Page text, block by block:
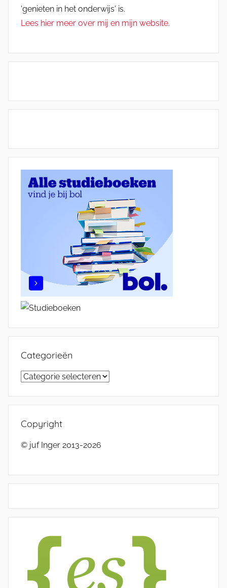
'genieten in het onderwijs' is.
Lees hier meer over mij en mijn website.
Categorieën
Categorieën
Copyright
© juf Inger 2013-2026